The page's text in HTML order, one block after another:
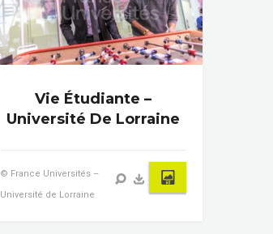
Vie Étudiante –
Université De Lorraine
© France Universités –
Université de Lorraine